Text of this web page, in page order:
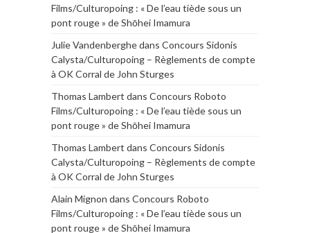
Films/Culturopoing : « De l’eau tiède sous un
pont rouge » de Shōhei Imamura
Julie Vandenberghedans Concours Sidonis
Calysta/Culturopoing – Règlements de compte
à OK Corral de John Sturges
Thomas Lambert dans Concours Roboto
Films/Culturopoing : « De l’eau tiède sous un
pont rouge » de Shōhei Imamura
Thomas Lambert dans Concours Sidonis
Calysta/Culturopoing – Règlements de compte
à OK Corral de John Sturges
Alain Mignon dans Concours Roboto
Films/Culturopoing : « De l’eau tiède sous un
pont rouge » de Shōhei Imamura